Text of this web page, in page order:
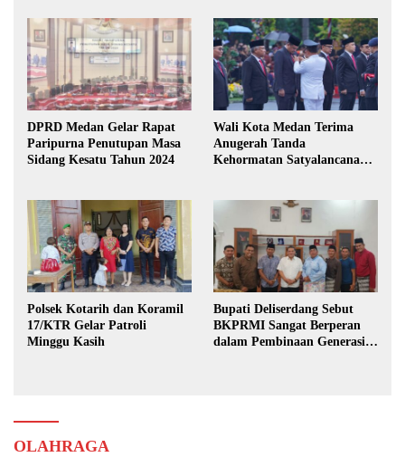
DPRD Medan Gelar Rapat
Paripurna Penutupan Masa
Sidang Kesatu Tahun 2024
Wali Kota Medan Terima
Anugerah Tanda
Kehormatan Satyalancana
Polsek Kotarih dan Koramil
17/KTR Gelar Patroli
Minggu Kasih
Bupati Deliserdang Sebut
BKPRMI Sangat Berperan
dalam Pembinaan Generasi
OLAHRAGA